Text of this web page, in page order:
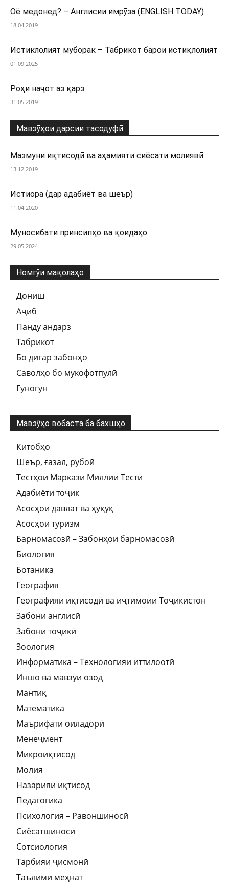
Оё медонед? – Англисии имрӯза (ENGLISH TODAY)
18.04.2019
Истиклолият муборак – Табрикот барои истиқлолият
01.09.2025
Роҳи наҷот аз қарз
31.05.2019
Мавзӯҳои дарсии тасодуфӣ
Мазмуни иқтисодӣ ва аҳамияти сиёсати молиявӣ
13.12.2019
Истиора (дар адабиёт ва шеър)
11.04.2020
Муносибати принсипҳо ва қоидаҳо
29.05.2024
Номгӯи мақолаҳо
Дониш
Аҷиб
Панду андарз
Табрикот
Бо дигар забонҳо
Саволҳо бо мукофотпулӣ
Гуногун
Мавзӯҳо вобаста ба бахшҳо
Китобҳо
Шеър, ғазал, рубоӣ
Тестҳои Маркази Миллии Тестӣ
Адабиёти тоҷик
Асосҳои давлат ва ҳуқуқ
Асосҳои туризм
Барномасозӣ – Забонҳои барномасозӣ
Биология
Ботаника
География
Географияи иқтисодӣ ва иҷтимоии Тоҷикистон
Забони англисӣ
Забони тоҷикӣ
Зоология
Информатика – Технологияи иттилоотӣ
Иншо ва мавзӯи озод
Мантиқ
Математика
Маърифати оиладорӣ
Менеҷмент
Микроиқтисод
Молия
Назарияи иқтисод
Педагогика
Психология – Равоншиносӣ
Сиёсатшиносӣ
Сотсиология
Тарбияи ҷисмонӣ
Таълими меҳнат